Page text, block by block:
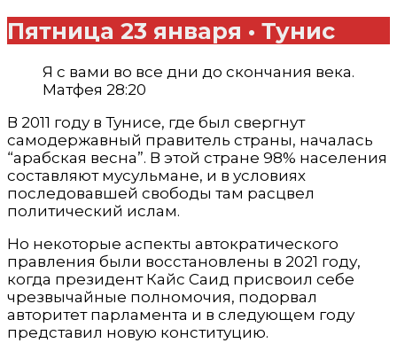
Пятница 23 января • Тунис
Я с вами во все дни до скончания века.
Матфея 28:20
В 2011 году в Тунисе, где был свергнут
самодержавный правитель страны, началась
“арабская весна”. В этой стране 98% населения
составляют мусульмане, и в условиях
последовавшей свободы там расцвел
политический ислам.
Но некоторые аспекты автократического
правления были восстановлены в 2021 году,
когда президент Кайс Саид присвоил себе
чрезвычайные полномочия, подорвал
авторитет парламента и в следующем году
представил новую конституцию.